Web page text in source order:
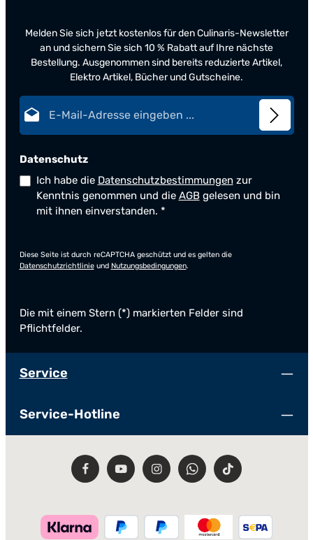
Melden Sie sich jetzt kostenlos für den Culinaris-Newsletter
an und sichern Sie sich 10 % Rabatt auf Ihre nächste
Bestellung. Ausgenommen sind bereits reduzierte Artikel,
Elektro Artikel, Bücher und Gutscheine.
Datenschutz
Ich habe die Datenschutzbestimmungen zur
Kenntnis genommen und die AGBgelesen und bin
mit ihnen einverstanden. *
Diese Seite ist durch reCAPTCHA geschützt und es gelten die
Datenschutzrichtlinieund Nutzungsbedingungen.
Die mit einem Stern (*) markierten Felder sind
Pflichtfelder.
Service
Service-Hotline